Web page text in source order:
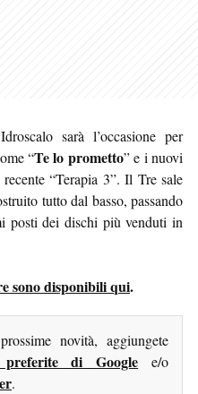
sarà l’occasione per
“Te lo prometto” e i nuovi
“Terapia 3”. Il Tre sale
tutto dal basso, passando
posti dei dischi più venduti in
sono disponibili qui.
novità, aggiungete
di Google e/o
.